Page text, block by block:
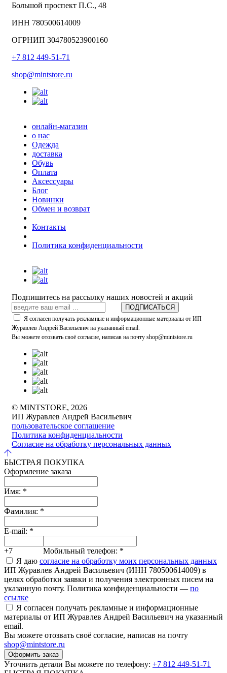
Большой проспект П.С., 48
ИНН 780500614009
ОГРНИП 304780523900160
+7 812 449-51-71
shop@mintstore.ru
онлайн-магазин
о нас
Одежда
доставка
Обувь
Оплата
Аксессуары
Блог
Новинки
Обмен и возврат
Контакты
Политика конфиденциальности
Подпишитесь на рассылку наших новостей и акций
ПОДПИСАТЬСЯ
Я согласен получать рекламные и информационные материалы от ИП
Журавлев Андрей Васильевич на указанный email.
Вы можете отозвать своё согласие, написав на почту shop@mintstore.ru
© MINTSTORE, 2026
ИП Журавлев Андрей Васильевич
пользовательское соглашение
Политика конфиденциальности
Согласие на обработку персональных данных
БЫСТРАЯ ПОКУПКА
Оформление заказа
Имя: *
Фамилия: *
E-mail: *
+7 Мобильный телефон: *
Я даю согласие на обработку моих персональных данных
ИП Журавлев Андрей Васильевич (ИНН 780500614009) в
целях обработки заявки и получения электронных писем на
указанную почту. Политика конфиденциальности — по
ссылке
Я согласен получать рекламные и информационные
материалы от ИП Журавлев Андрей Васильевич на указанный
email.
Вы можете отозвать своё согласие, написав на почту
shop@mintstore.ru
Оформить заказ
Уточнить детали Вы можете по телефону: +7 812 449-51-71